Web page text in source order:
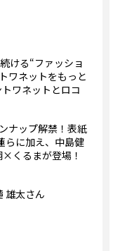
ける“ファッショ
ワネットをもっと
ワネットとロコ
ナップ解禁！表紙
らに加え、中島健
くるまが登場！
雄太さん